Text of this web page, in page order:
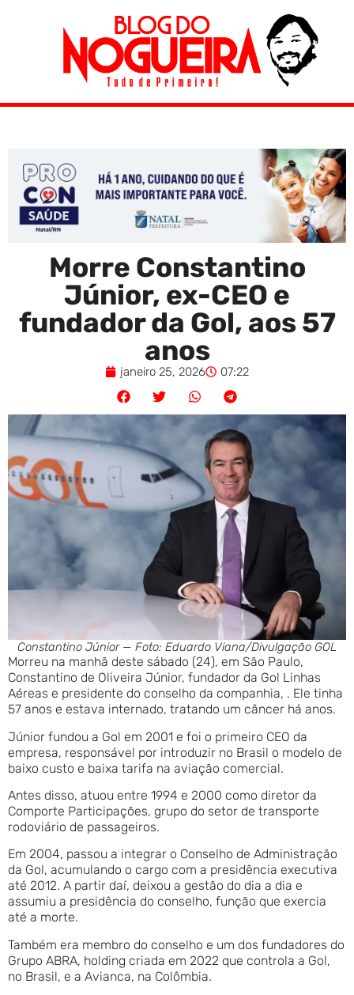
Morre Constantino
Júnior, ex-CEO e
fundador da Gol, aos 57
anos
janeiro 25, 2026 07:22
Constantino Júnior — Foto: Eduardo Viana/Divulgação GOL
Morreu na manhã deste sábado (24), em São Paulo,
Constantino de Oliveira Júnior, fundador da Gol Linhas
Aéreas e presidente do conselho da companhia, . Ele tinha
57 anos e estava internado, tratando um câncer há anos.
Júnior fundou a Gol em 2001 e foi o primeiro CEO da
empresa, responsável por introduzir no Brasil o modelo de
baixo custo e baixa tarifa na aviação comercial.
Antes disso, atuou entre 1994 e 2000 como diretor da
Comporte Participações, grupo do setor de transporte
rodoviário de passageiros.
Em 2004, passou a integrar o Conselho de Administração
da Gol, acumulando o cargo com a presidência executiva
até 2012. A partir daí, deixou a gestão do dia a dia e
assumiu a presidência do conselho, função que exercia
até a morte.
Também era membro do conselho e um dos fundadores do
Grupo ABRA, holding criada em 2022 que controla a Gol,
no Brasil, e a Avianca, na Colômbia.